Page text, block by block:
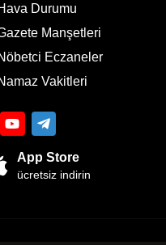
Durumu
Manşetleri
Eczaneler
Vakitleri
App Store
ücretsiz indirin